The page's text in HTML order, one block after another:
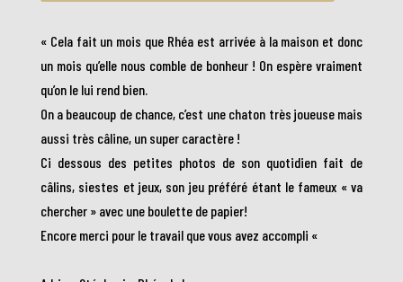
« Cela fait un mois que Rhéa est arrivée à la maison et donc
un mois qu’elle nous comble de bonheur ! On espère vraiment
qu’on le lui rend bien.
On a beaucoup de chance, c’est une chaton très joueuse mais
aussi très câline, un super caractère !
Ci dessous des petites photos de son quotidien fait de
câlins, siestes et jeux, son jeu préféré étant le fameux « va
chercher » avec une boulette de papier!
Encore merci pour le travail que vous avez accompli «